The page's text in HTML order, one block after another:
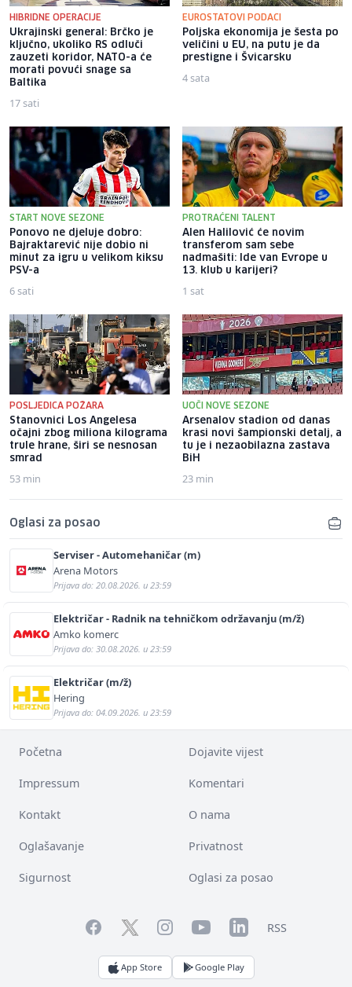
HIBRIDNE OPERACIJE
Ukrajinski general: Brčko je
ključno, ukoliko RS odluči
zauzeti koridor, NATO-a će
morati povući snage sa
Baltika
17 sati
EUROSTATOVI PODACI
Poljska ekonomija je šesta po
veličini u EU, na putu je da
prestigne i Švicarsku
4 sata
START NOVE SEZONE
Ponovo ne djeluje dobro:
Bajraktarević nije dobio ni
minut za igru u velikom kiksu
PSV-a
6 sati
PROTRAĆENI TALENT
Alen Halilović će novim
transferom sam sebe
nadmašiti: Ide van Evrope u
13. klub u karijeri?
1 sat
POSLJEDICA POŽARA
Stanovnici Los Angelesa
očajni zbog miliona kilograma
trule hrane, širi se nesnosan
smrad
53 min
UOČI NOVE SEZONE
Arsenalov stadion od danas
krasi novi šampionski detalj, a
tu je i nezaobilazna zastava
BiH
23 min
Oglasi za posao
Serviser - Automehaničar (m)
Arena Motors
Prijava do: 20.08.2026. u 23:59
Električar - Radnik na tehničkom održavanju (m/ž)
Amko komerc
Prijava do: 30.08.2026. u 23:59
Električar (m/ž)
Hering
Prijava do: 04.09.2026. u 23:59
Početna Dojavite vijest
Impressum Komentari
Kontakt O nama
Oglašavanje Privatnost
Sigurnost Oglasi za posao
FacebookTwitterInstagramYouTubeLinkedInRSS
App Store Google Play